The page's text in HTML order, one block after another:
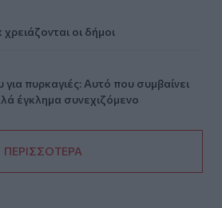
οι δήμοι
πυρκαγιές: Αυτό που συμβαίνει
έγκλημα συνεχιζόμενο
ΠΕΡΙΣΣΟΤΕΡΑ